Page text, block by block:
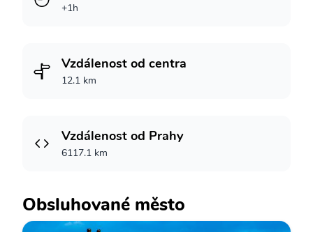
+1h
Vzdálenost od centra
12.1 km
Vzdálenost od Prahy
6117.1 km
Obsluhované město